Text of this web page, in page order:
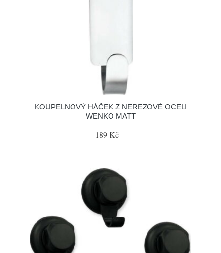
KOUPELNOVÝ HÁČEK Z NEREZOVÉ OCELI
WENKO MATT
189 Kč